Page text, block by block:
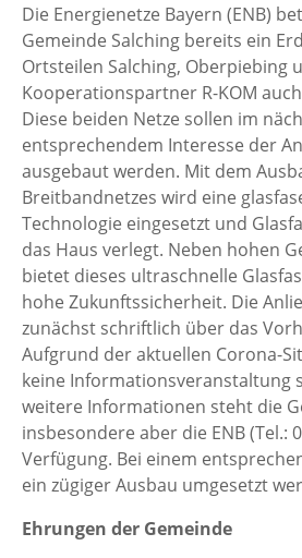
Die Energienetze Bayern (ENB)
Gemeinde Salching bereits ein
Ortsteilen Salching, Oberpiebing
Kooperationspartner R-KOM
Diese beiden Netze sollen im
entsprechendem Interesse der
ausgebaut werden. Mit dem
Breitbandnetzes wird eine
Technologie eingesetzt und
das Haus verlegt. Neben hohen
bietet dieses ultraschnelle
hohe Zukunftssicherheit. Die
zunächst schriftlich über das
Aufgrund der aktuellen Corona-
keine Informationsveranstaltung
weitere Informationen steht die
insbesondere aber die ENB (Tel.:
Verfügung. Bei einem
ein zügiger Ausbau umgesetzt
Ehrungen der Gemeinde